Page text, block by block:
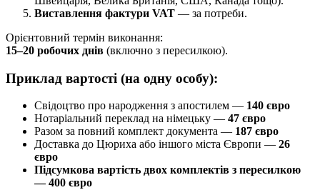
Виставлення фактури VAT — за потреби.
Орієнтовний термін виконання:
15–20 робочих днів (включно з пересилкою).
Приклад вартості (на одну особу):
Свідоцтво про народження з апостилем — 140 євро
Нотаріальний переклад на німецьку — 47 євро
Разом за повний комплект документа — 187 євро
Доставка до Цюриха або іншого міста Європи — 26
євро
Підсумкова вартість двох комплектів з пересилкою
— 400 євро